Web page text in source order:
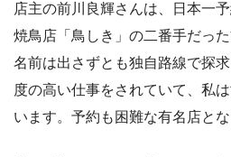
店主の前川良輝さんは、日本一
焼鳥店「鳥しき」の二番手だっ
名前は出さずとも独自路線で探
度の高い仕事をされていて、私
います。予約も困難な有名店とな